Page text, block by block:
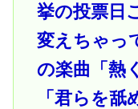
挙の投票日
変えちゃっ
の楽曲「熱
「君らを